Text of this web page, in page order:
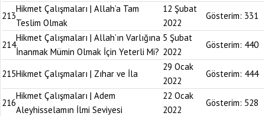
213
Hikmet Çalışmaları | Allah’a Tam
Teslim Olmak
12 Şubat
2022
Gösterim: 331
214
Hikmet Çalışmaları | Allah’ın Varlığına
İnanmak Mümin Olmak İçin Yeterli Mi?
5 Şubat
2022
Gösterim: 440
215Hikmet Çalışmaları | Zıhar ve İla
29 Ocak
2022
Gösterim: 444
216
Hikmet Çalışmaları | Adem
Aleyhisselamın İlmi Seviyesi
22 Ocak
2022
Gösterim: 528